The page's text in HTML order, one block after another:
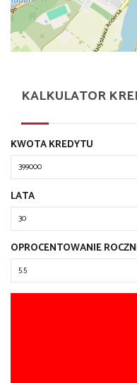
KALKULATOR
KWOTA KREDYTU
LATA
OPROCENTOWANIE